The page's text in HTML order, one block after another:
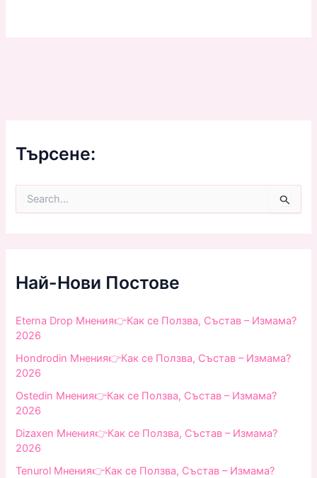
Търсене:
f
o
:
Най-Нови Постове
Eterna Drop Мнения👉Как се Ползва, Състав – Измама?
2026
Hondrodin Мнения👉Как се Ползва, Състав – Измама?
2026
Ostedin Мнения👉Как се Ползва, Състав – Измама?
2026
Dizaxen Мнения👉Как се Ползва, Състав – Измама?
2026
Tenurol Мнения👉Как се Ползва, Състав – Измама?